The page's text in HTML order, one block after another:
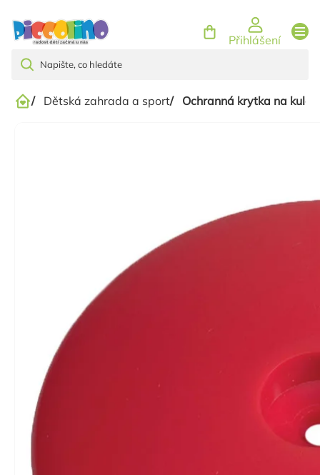
Přihlášení
Domů
/ Dětská zahrada a sport/ Ochranná krytka na